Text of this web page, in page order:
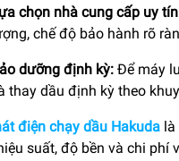
chọn nhà cung cấp uy
chế độ bảo hành rõ
dưỡng định kỳ: Để máy
thay dầu định kỳ theo
điện chạy dầu Hakuda là
suất, độ bền và chi phí